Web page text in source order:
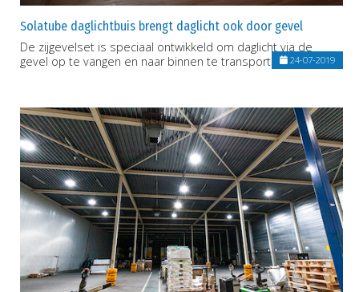
Solatube daglichtbuis brengt daglicht ook door gevel
De zijgevelset is speciaal ontwikkeld om daglicht via de
gevel op te vangen en naar binnen te transporteren24-07-2019